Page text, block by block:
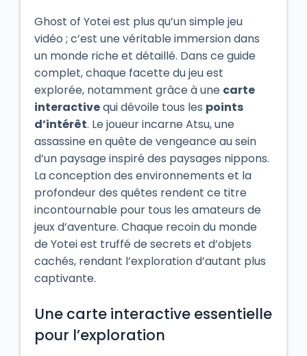
Ghost of Yotei est plus qu’un simple jeu
vidéo ; c’est une véritable immersion dans
un monde riche et détaillé. Dans ce guide
complet, chaque facette du jeu est
explorée, notamment grâce à une carte
interactivequi dévoile tous les points
d’intérêt. Le joueur incarne Atsu, une
assassine en quête de vengeance au sein
d’un paysage inspiré des paysages nippons.
La conception des environnements et la
profondeur des quêtes rendent ce titre
incontournable pour tous les amateurs de
jeux d’aventure. Chaque recoin du monde
de Yotei est truffé de secrets et d’objets
cachés, rendant l’exploration d’autant plus
captivante.
Une carte interactive essentielle
pour l’exploration